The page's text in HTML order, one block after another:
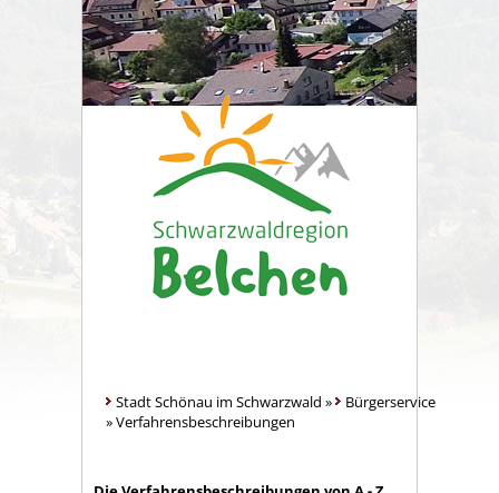
Stadt Schönau im Schwarzwald »
Bürgerservice
»Verfahrensbeschreibungen